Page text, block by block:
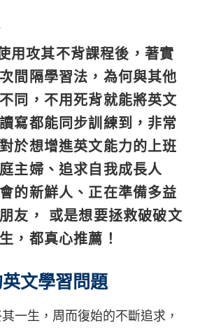
用攻其不背課程後，著實
間隔學習法，為何與其他
同，不用死背就能將英文
寫都能同步訓練到，非常
於想增進英文能力的上班
主婦、追求自我成長人
的新鮮人、正在準備多益
友， 或是想要拯救破破文
，都真心推薦！
文學習問題
一生，周而復始的不斷追求，